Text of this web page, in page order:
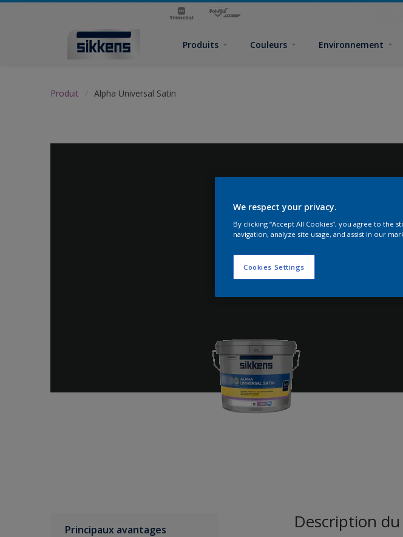
Produits Couleurs Environnement
Produit Alpha Universal Satin
Principaux avantages Description
We respect your privacy.
By clicking “Accept All Cookies”, you agree to
navigation, analyze site usage, and assist in our
Cookies Settings